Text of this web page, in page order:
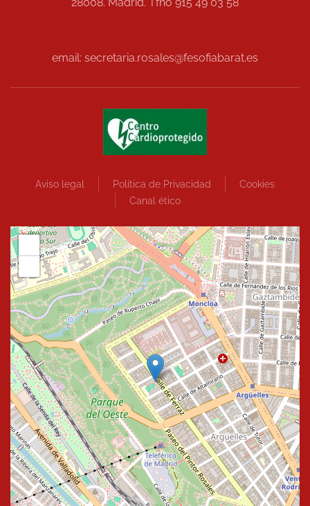
28008. Madrid. Tfno 915 49 03 58
email: secretaria.rosales@fesofiabarat.es
Aviso legal Política de Privacidad
Cookies
Canal ético